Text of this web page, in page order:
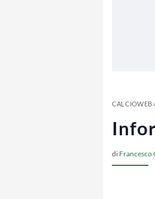
CALCIOWEB»
di Francesco